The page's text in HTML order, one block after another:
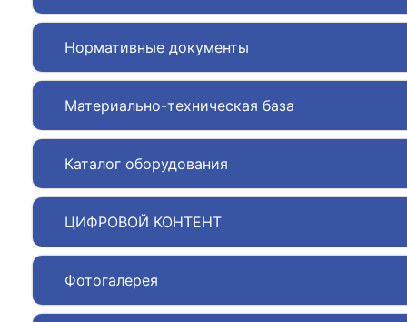
Нормативные документы
Материально-техническая база
Каталог оборудования
ЦИФРОВОЙ КОНТЕНТ
Фотогалерея